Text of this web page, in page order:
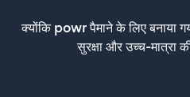
क्योंकि powr पैमाने के लिए बनाया
सुरक्षा और उच्च-मात्रा